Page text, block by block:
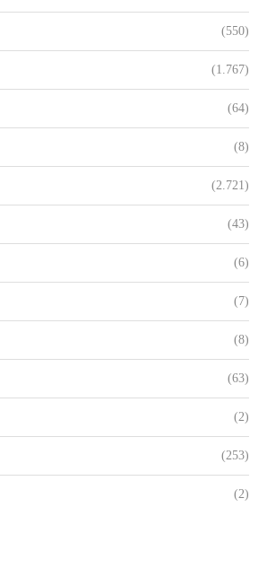
(550)
(1.767)
(64)
(8)
(2.721)
(43)
(6)
(7)
(8)
(63)
(2)
(253)
(2)